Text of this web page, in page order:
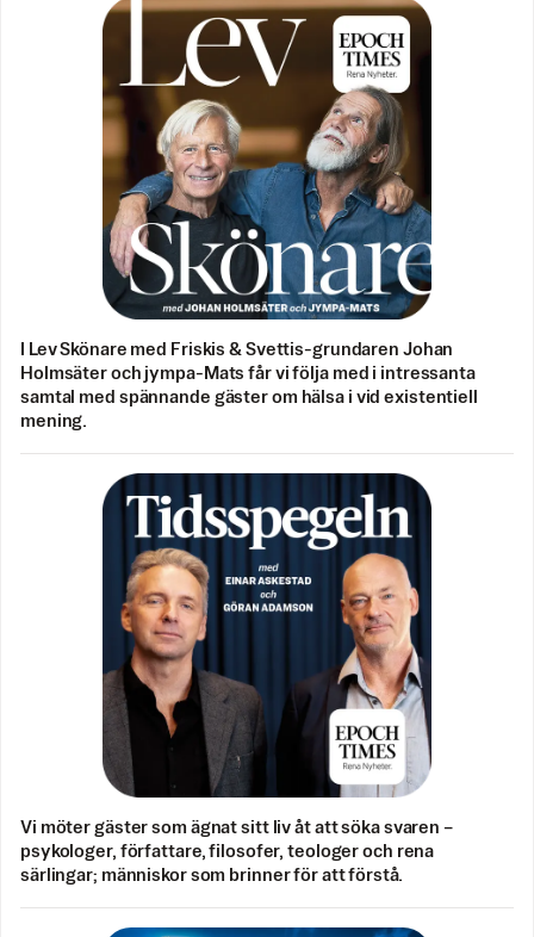
I Lev Skönare med Friskis & Svettis-grundaren Johan
Holmsäter och jympa-Mats får vi följa med i intressanta
samtal med spännande gäster om hälsa i vid existentiell
mening.
Vi möter gäster som ägnat sitt liv åt att söka svaren –
psykologer, författare, filosofer, teologer och rena
särlingar; människor som brinner för att förstå.